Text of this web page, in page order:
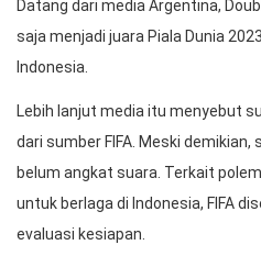
Datang dari media Argentina,
saja menjadi juara Piala Dunia
Indonesia.
Lebih lanjut media itu menyebut
dari sumber FIFA. Meski demikian,
belum angkat suara. Terkait
untuk berlaga di Indonesia, FIFA
evaluasi kesiapan.